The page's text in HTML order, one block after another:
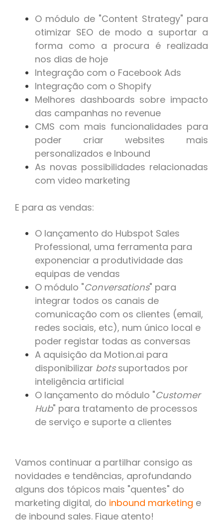
O módulo de "Content Strategy" para
otimizar SEO de modo a suportar a
forma como a procura é realizada
nos dias de hoje
Integração com o Facebook Ads
Integração com o Shopify
Melhores dashboards sobre impacto
das campanhas no revenue
CMS com mais funcionalidades para
poder criar websites mais
personalizados e Inbound
As novas possibilidades relacionadas
com video marketing
E para as vendas:
O lançamento do Hubspot Sales
Professional, uma ferramenta para
exponenciar a produtividade das
equipas de vendas
O módulo "Conversations" para
integrar todos os canais de
comunicação com os clientes (email,
redes sociais, etc), num único local e
poder registar todas as conversas
A aquisição da Motion.ai para
disponibilizar botssuportados por
inteligência artificial
O lançamento do módulo "Customer
Hub" para tratamento de processos
de serviço e suporte a clientes
Vamos continuar a partilhar consigo as
novidades e tendências, aprofundando
alguns dos tópicos mais "quentes" do
marketing digital, do inbound marketing e
de inbound sales. Fique atento!